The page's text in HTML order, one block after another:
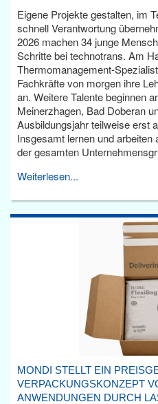
Eigene Projekte gestalten, im
schnell Verantwortung
2026 machen 34 junge
Schritte bei technotrans. Am
Thermomanagement-
Fachkräfte von morgen ihre
an. Weitere Talente beginnen
Meinerzhagen, Bad Doberan
Ausbildungsjahr teilweise erst
Insgesamt lernen und
der gesamten
Weiterlesen...
MONDI STELLT EIN
VERPACKUNGSKONZEPT
ANWENDUNGEN DURCH